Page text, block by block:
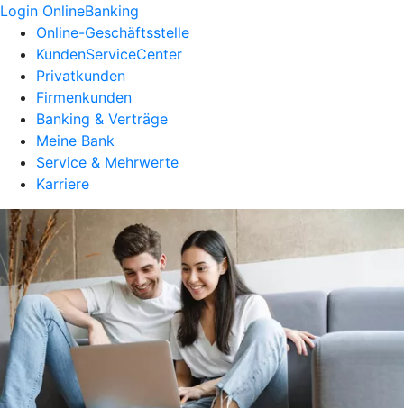
Login OnlineBanking
Online-Geschäftsstelle
KundenServiceCenter
Privatkunden
Firmenkunden
Banking & Verträge
Meine Bank
Service & Mehrwerte
Karriere